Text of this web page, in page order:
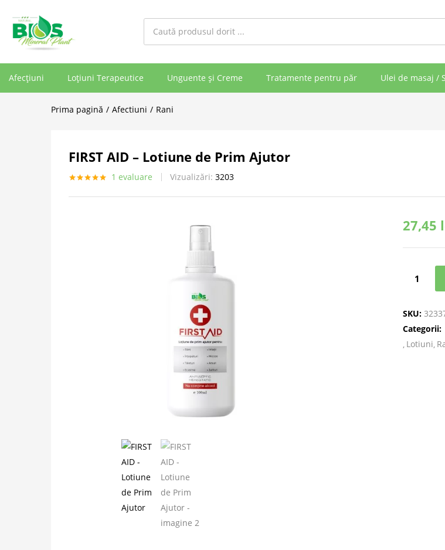
Afecțiuni Loțiuni Terapeutice Unguente și Creme Tratamente pentru păr Ulei de masaj /
Prima pagină Afectiuni Rani
FIRST AID – Lotiune de Prim Ajutor
5.00din 5
1 evaluare Vizualizări: 3203
27,45
SKU:
Categorii:
Lotiuni